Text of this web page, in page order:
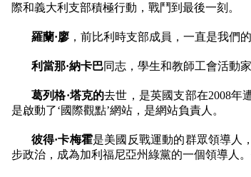
際和義大利支部積極行動，戰鬥到最後一刻。
羅蘭·廖，前比利時支部成員，一直是我們
利當那·納卡巴同志，學生和教師工會活動家
葛列格·塔克的去世，是英國支部在2008年
是啟動了‘國際觀點’網站，是網站負責人。
彼得·卡梅霍是美國反戰運動的群眾領導人
步政治，成為加利福尼亞州綠黨的一個領導人